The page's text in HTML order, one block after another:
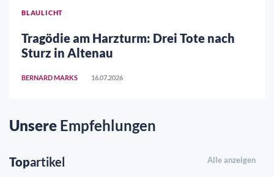
BLAULICHT
Tragödie am Harzturm: Drei Tote nach
Sturz in Altenau
BERNARD MARKS 16.07.2026
Unsere Empfehlungen
Topartikel Alle anzeigen